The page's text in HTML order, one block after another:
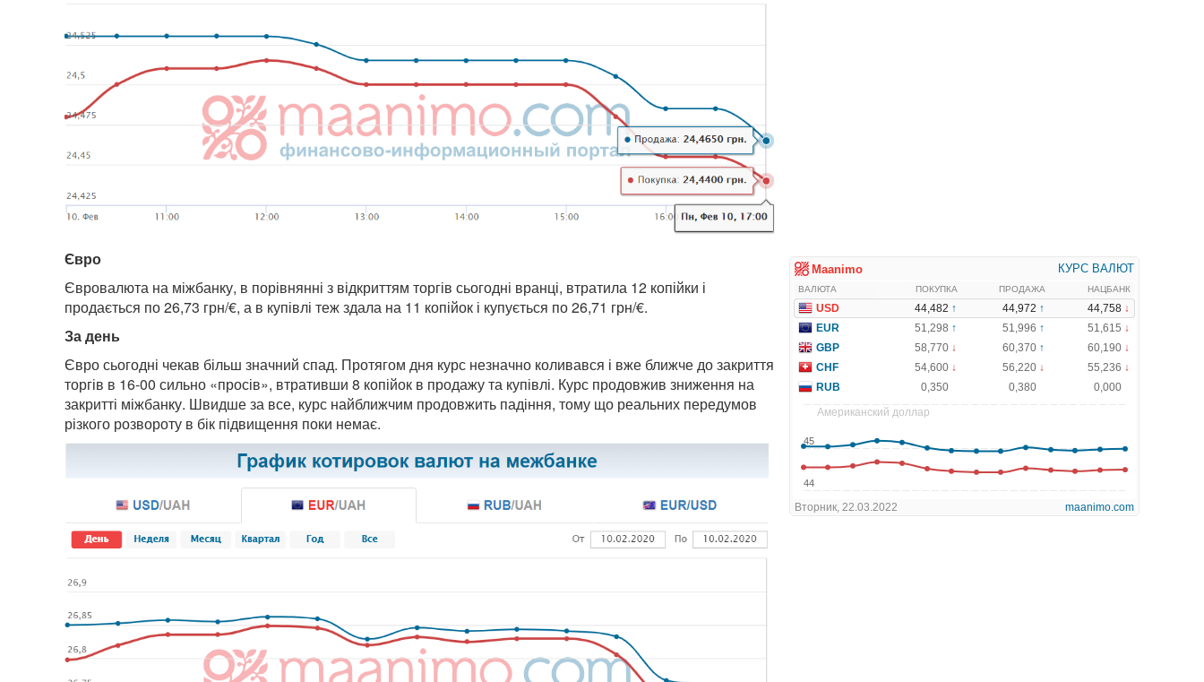
Євро
Євровалюта на міжбанку, в порівнянні з відкриттям торгів сьогодні вранці, втратила 12 копійки і
продається по 26,73 грн/€, а в купівлі теж здала на 11 копійок і купується по 26,71 грн/€.
За день
Євро сьогодні чекав більш значний спад. Протягом дня курс незначно коливався і вже ближче до закриття
торгів в 16-00 сильно «просів», втративши 8 копійок в продажу та купівлі. Курс продовжив зниження на
закритті міжбанку. Швидше за все, курс найближчим продовжить падіння, тому що реальних передумов
різкого розвороту в бік підвищення поки немає.